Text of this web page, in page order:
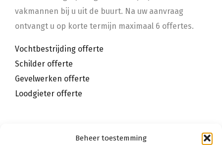
Beheer toestemming
vakmannen bij u uit de buurt. Na uw aanvraag
ontvangt u op korte termijn maximaal 6 offertes.
Vochtbestrijding offerte
Schilder offerte
Gevelwerken offerte
Loodgieter offerte
INFORMATIE OVER DE PRIJZEN